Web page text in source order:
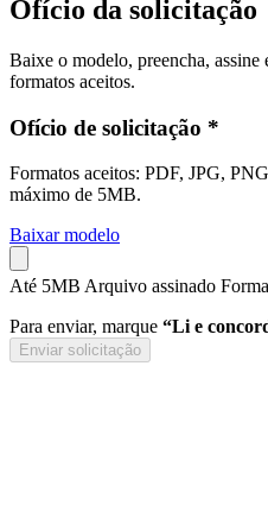
Ofício da solicitação
Baixe o modelo, preencha,
formatos aceitos.
Ofício de solicitação *
Formatos aceitos: PDF, JPG,
máximo de 5MB.
Baixar modelo
Até 5MB Arquivo assinado
Para enviar, marque “Li e
Enviar solicitação